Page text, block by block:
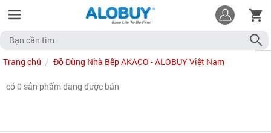
Trang chủ Đồ Dùng Nhà Bếp AKACO - ALOBUY Việt Nam
có 0 sản phẩm đang được bán